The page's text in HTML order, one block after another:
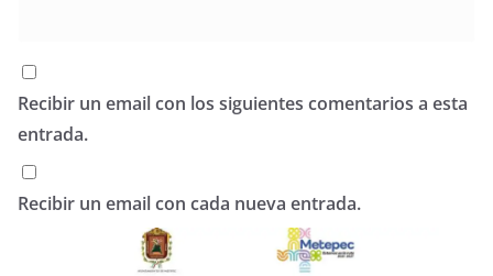
Recibir un email con los siguientes comentarios a esta
entrada.
Recibir un email con cada nueva entrada.